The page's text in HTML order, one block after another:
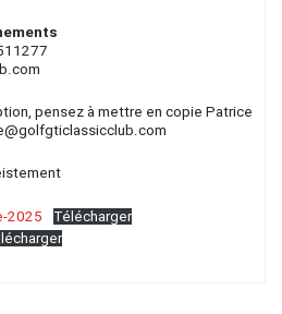
pensez à mettre en copie Patrice
2025
Télécharger